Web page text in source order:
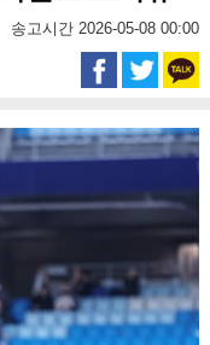
송고시간 2026-05-08 00:00